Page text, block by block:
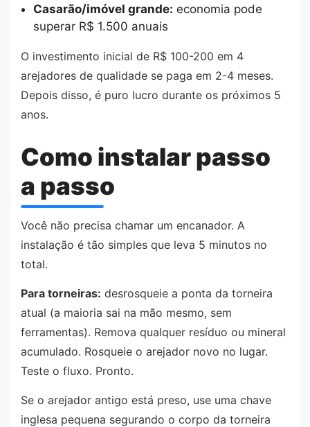
Casarão/imóvel grande: economia pode
superar R$ 1.500 anuais
O investimento inicial de R$ 100-200 em 4
arejadores de qualidade se paga em 2-4 meses.
Depois disso, é puro lucro durante os próximos 5
anos.
Como instalar passo
a passo
Você não precisa chamar um encanador. A
instalação é tão simples que leva 5 minutos no
total.
Para torneiras: desrosqueie a ponta da torneira
atual (a maioria sai na mão mesmo, sem
ferramentas). Remova qualquer resíduo ou mineral
acumulado. Rosqueie o arejador novo no lugar.
Teste o fluxo. Pronto.
Se o arejador antigo está preso, use uma chave
inglesa pequena segurando o corpo da torneira